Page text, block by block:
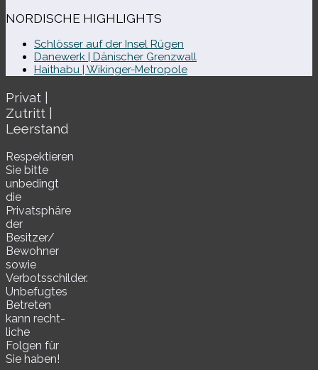
NORDISCHE HIGHLIGHTS
Schlösser auf der Insel Rügen
Danewerk | Dänischer Grenzwall
Haithabu | Wikinger-Metropole
Privat |
Zutritt |
Leerstand
Respektieren
Sie bitte
unbe­dingt
die
Privatsphäre
der
Besitzer/​
Bewohner
sowie
Verbotsschilder.
Unbefugtes
Betreten
kann recht­
li­che
Folgen für
Sie haben!